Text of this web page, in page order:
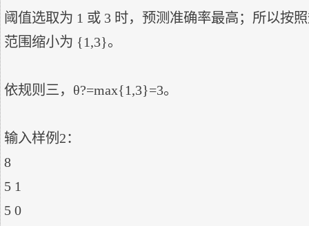
阈值选取为 1 或 3 时，预测准确率最高；所以按
范围缩小为 {1,3}。
依规则三，θ?=max{1,3}=3。
输入样例2：
8
5 1
5 0